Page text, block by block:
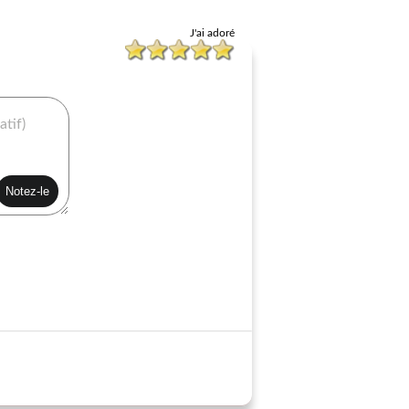
J'ai adoré